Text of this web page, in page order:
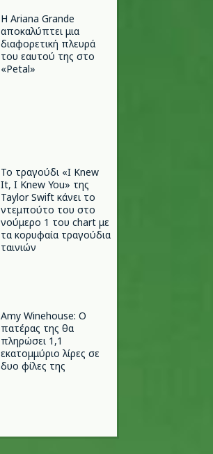
Η Ariana Grande
αποκαλύπτει μια
διαφορετική πλευρά
του εαυτού της στο
«Petal»
Το τραγούδι «I Knew
It, I Knew You» της
Taylor Swift κάνει το
ντεμπούτο του στο
νούμερο 1 του chart με
τα κορυφαία τραγούδια
ταινιών
Amy Winehouse: Ο
πατέρας της θα
πληρώσει 1,1
εκατομμύριο λίρες σε
δυο φίλες της